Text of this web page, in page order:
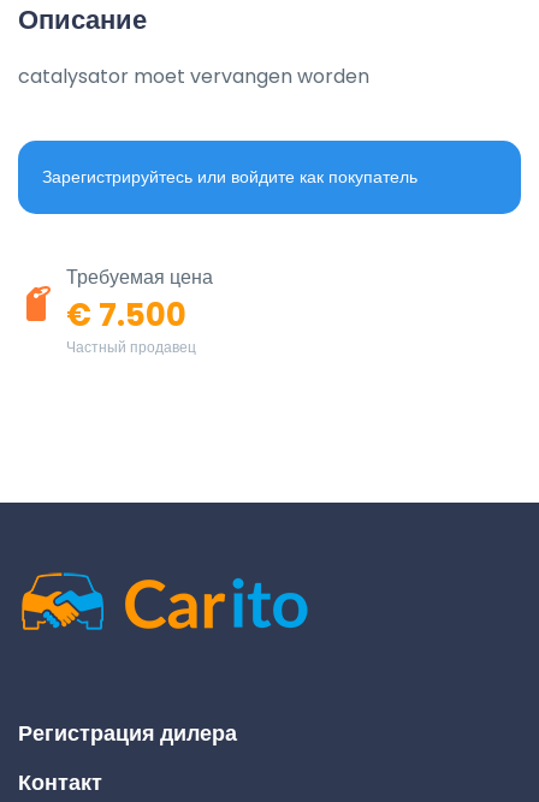
Описание
catalysator moet vervangen worden
Зарегистрируйтесь или войдите как покупатель
Требуемая цена
€ 7.500
Частный продавец
Регистрация дилера
Контакт